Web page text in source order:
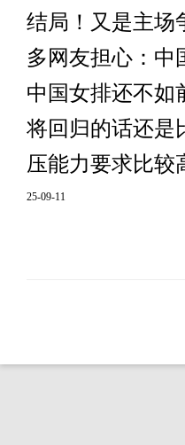
结局！又是主场
多网友担心：中
中国女排还不如
将回归的话还是
压能力要求比较
25-09-11